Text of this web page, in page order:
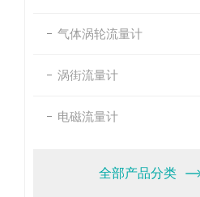
气体涡轮流量计
涡街流量计
电磁流量计
全部产品分类